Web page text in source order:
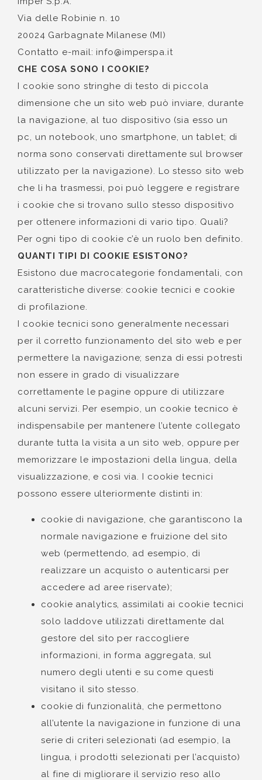
Via delle Robinie n. 10
20024 Garbagnate Milanese (MI)
Contatto e-mail: info@imperspa.it
CHE COSA SONO I COOKIE?
I cookie sono stringhe di testo di piccola
dimensione che un sito web può inviare, durante
la navigazione, al tuo dispositivo (sia esso un
pc, un notebook, uno smartphone, un tablet; di
norma sono conservati direttamente sul browser
utilizzato per la navigazione). Lo stesso sito web
che li ha trasmessi, poi può leggere e registrare
i cookie che si trovano sullo stesso dispositivo
per ottenere informazioni di vario tipo. Quali?
Per ogni tipo di cookie c’è un ruolo ben definito.
QUANTI TIPI DI COOKIE ESISTONO?
Esistono due macrocategorie fondamentali, con
caratteristiche diverse: cookie tecnici e cookie
di profilazione.
I cookie tecnici sono generalmente necessari
per il corretto funzionamento del sito web e per
permettere la navigazione; senza di essi potresti
non essere in grado di visualizzare
correttamente le pagine oppure di utilizzare
alcuni servizi. Per esempio, un cookie tecnico è
indispensabile per mantenere l’utente collegato
durante tutta la visita a un sito web, oppure per
memorizzare le impostazioni della lingua, della
visualizzazione, e così via. I cookie tecnici
possono essere ulteriormente distinti in:
cookie di navigazione, che garantiscono la
normale navigazione e fruizione del sito
web (permettendo, ad esempio, di
realizzare un acquisto o autenticarsi per
accedere ad aree riservate);
cookie analytics, assimilati ai cookie tecnici
solo laddove utilizzati direttamente dal
gestore del sito per raccogliere
informazioni, in forma aggregata, sul
numero degli utenti e su come questi
visitano il sito stesso.
cookie di funzionalità, che permettono
all’utente la navigazione in funzione di una
serie di criteri selezionati (ad esempio, la
lingua, i prodotti selezionati per l’acquisto)
al fine di migliorare il servizio reso allo